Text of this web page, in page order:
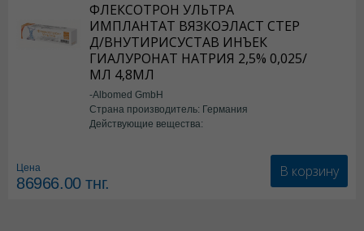
ФЛЕКСОТРОН УЛЬТРА
ИМПЛАНТАТ ВЯЗКОЭЛАСТ СТЕР
Д/ВНУТИРИСУСТАВ ИНЪЕК
ГИАЛУРОНАТ НАТРИЯ 2,5% 0,025/
МЛ 4,8МЛ
-Albomed GmbH
Страна производитель: Германия
Действующие вещества:
Цена
86966.00тнг.
В корзину